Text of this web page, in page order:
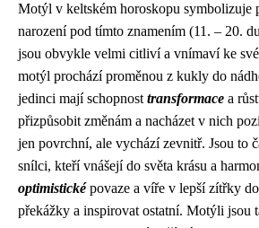
Motýl v keltském horoskopu symbolizuje
narození pod tímto znamením (11. – 20.
jsou obvykle velmi citliví a vnímaví ke
motýl prochází proměnou z kukly do
jedinci mají schopnost transformace a
přizpůsobit změnám a nacházet v nich
jen povrchní, ale vychází zevnitř. Jsou to
snílci, kteří vnášejí do světa krásu a
optimisticképovaze a víře v lepší zítřky
překážky a inspirovat ostatní. Motýli jsou